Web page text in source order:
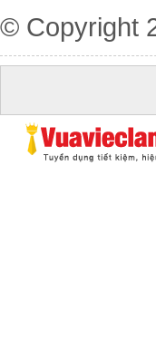
© Copyright